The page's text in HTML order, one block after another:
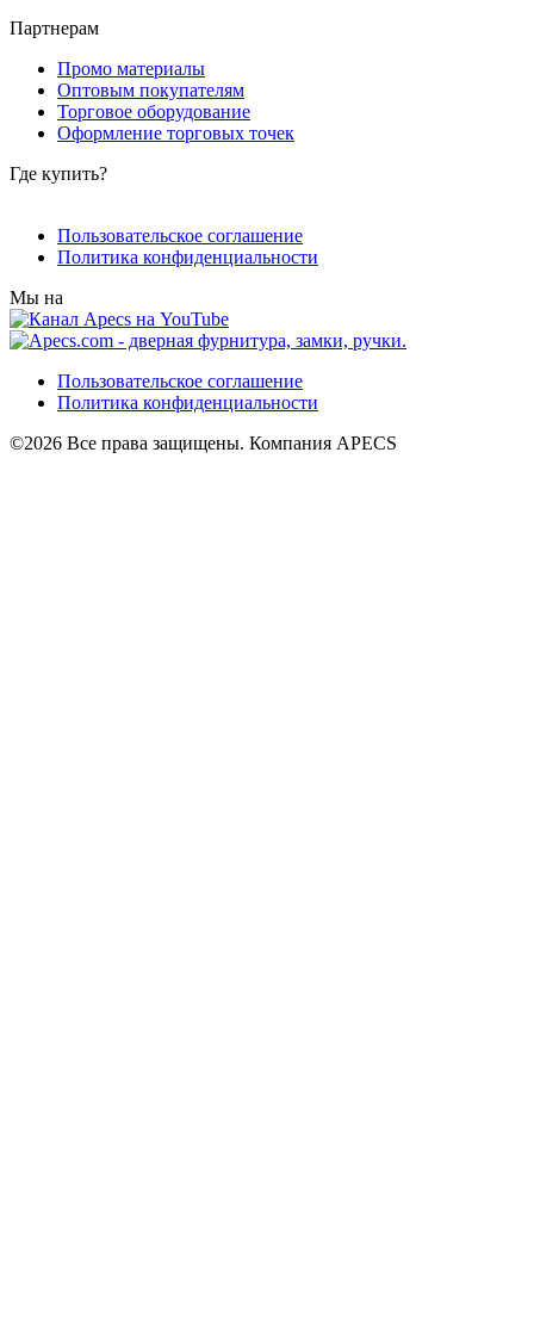
Партнерам
Промо материалы
Оптовым покупателям
Торговое оборудование
Оформление торговых точек
Где купить?
Пользовательское соглашение
Политика конфиденциальности
Мы на
Пользовательское соглашение
Политика конфиденциальности
©2026 Все права защищены. Компания APECS